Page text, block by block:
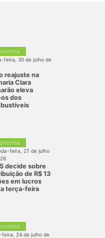
feira, 30 de julho de
reajuste na
Clara
eleva
dos
feira, 27 de julho
decide sobre
de R$ 13
em lucros
terça-feira
feira, 24 de julho de